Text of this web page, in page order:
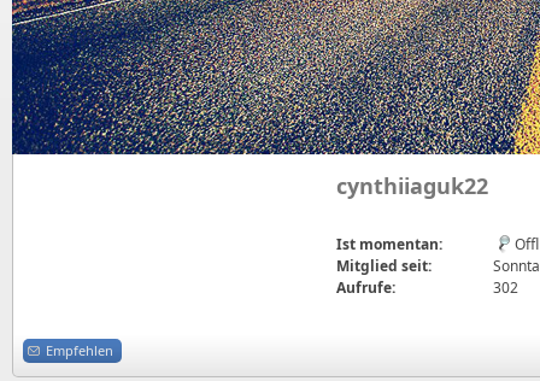
cynthiiaguk22
Ist momentan:
Mitglied seit:
Aufrufe:
302
Empfehlen